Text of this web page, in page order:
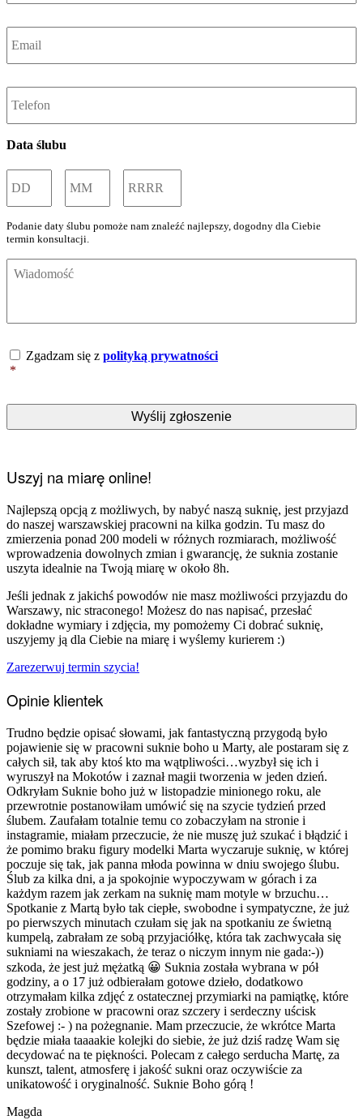
Email *
Telefon
Data ślubu
Podanie daty ślubu pomoże nam znaleźć najlepszy, dogodny dla Ciebie
termin konsultacji.
Wiadomość
Dane
osobowe *
Zgadzam się z polityką prywatności
*
Uszyj na miarę online!
Najlepszą opcją z możliwych, by nabyć naszą suknię, jest przyjazd
do naszej warszawskiej pracowni na kilka godzin. Tu masz do
zmierzenia ponad 200 modeli w różnych rozmiarach, możliwość
wprowadzenia dowolnych zmian i gwarancję, że suknia zostanie
uszyta idealnie na Twoją miarę w około 8h.
Jeśli jednak z jakichś powodów nie masz możliwości przyjazdu do
Warszawy, nic straconego! Możesz do nas napisać, przesłać
dokładne wymiary i zdjęcia, my pomożemy Ci dobrać suknię,
uszyjemy ją dla Ciebie na miarę i wyślemy kurierem :)
Zarezerwuj termin szycia!
Opinie klientek
Trudno będzie opisać słowami, jak fantastyczną przygodą było
pojawienie się w pracowni suknie boho u Marty, ale postaram się z
całych sił, tak aby ktoś kto ma wątpliwości…wyzbył się ich i
wyruszył na Mokotów i zaznał magii tworzenia w jeden dzień.
Odkryłam Suknie boho już w listopadzie minionego roku, ale
przewrotnie postanowiłam umówić się na szycie tydzień przed
ślubem. Zaufałam totalnie temu co zobaczyłam na stronie i
instagramie, miałam przeczucie, że nie muszę już szukać i błądzić i
że pomimo braku figury modelki Marta wyczaruje suknię, w której
poczuje się tak, jak panna młoda powinna w dniu swojego ślubu.
Ślub za kilka dni, a ja spokojnie wypoczywam w górach i za
każdym razem jak zerkam na suknię mam motyle w brzuchu…
Spotkanie z Martą było tak ciepłe, swobodne i sympatyczne, że już
po pierwszych minutach czułam się jak na spotkaniu ze świetną
kumpelą, zabrałam ze sobą przyjaciółkę, która tak zachwycała się
sukniami na wieszakach, że teraz o niczym innym nie gada:-))
szkoda, że jest już mężatką 😀 Suknia została wybrana w pół
godziny, a o 17 już odbierałam gotowe dzieło, dodatkowo
otrzymałam kilka zdjęć z ostatecznej przymiarki na pamiątkę, które
zostały zrobione w pracowni oraz szczery i serdeczny uścisk
Szefowej :- ) na pożegnanie. Mam przeczucie, że wkrótce Marta
będzie miała taaaakie kolejki do siebie, że już dziś radzę Wam się
decydować na te piękności. Polecam z całego serducha Martę, za
kunszt, talent, atmosferę i jakość sukni oraz oczywiście za
unikatowość i oryginalność. Suknie Boho górą !
Magda